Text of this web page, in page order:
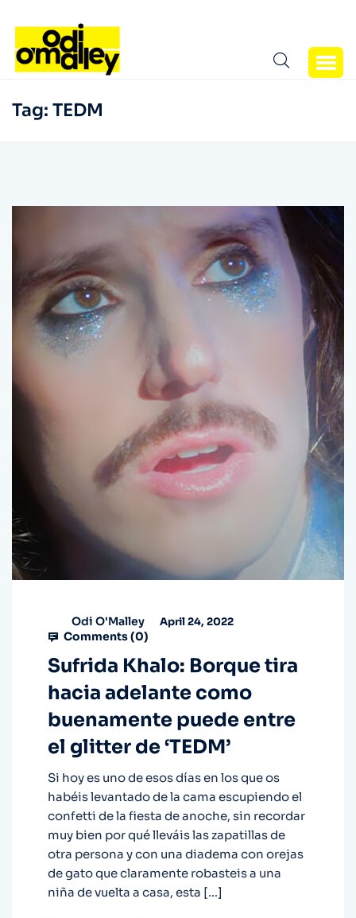
Tag: TEDM
Odi O'Malley April 24, 2022
Comments (0)
Sufrida Khalo: Borque tira
hacia adelante como
buenamente puede entre
el glitter de ‘TEDM’
Si hoy es uno de esos días en los que os
habéis levantado de la cama escupiendo el
confetti de la fiesta de anoche, sin recordar
muy bien por qué lleváis las zapatillas de
otra persona y con una diadema con orejas
de gato que claramente robasteis a una
niña de vuelta a casa, esta […]